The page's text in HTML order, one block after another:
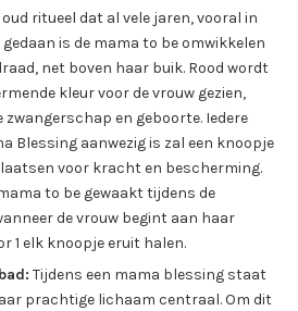
oud ritueel dat al vele jaren, vooral in
is de mama to be omwikkelen
net boven haar buik. Rood wordt
kleur voor de vrouw gezien,
en geboorte. Iedere
Blessing aanwezig is zal een knoopje
voor kracht en bescherming.
to be gewaakt tijdens de
de vrouw begint aan haar
1 elk knoopje eruit halen.
Tijdens een mama blessing staat
prachtige lichaam centraal. Om dit